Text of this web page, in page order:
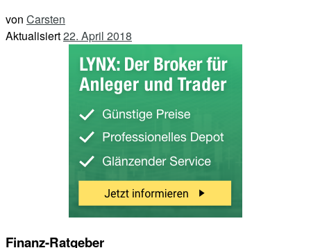
von Carsten
Aktualisiert22. April 2018
Finanz-Ratgeber